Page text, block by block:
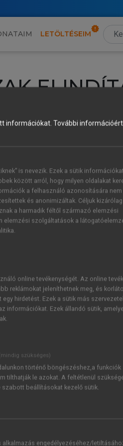
LETÖLTÉSEIM
iskolai azonosítóddal vagy
hozzáférésrevagy
vagy hozz
ÚJ FIÓK
1 óra
JELSZÓ
Kérek értesítést a MeRSZ
Kérek értesítést az
információkat. További
is nevezik. Ezek a sütik
között arról, hogy milyen oldalakat
a felhasználó azonosítására nem
és anonimizáltak. Céljuk
a harmadik féltől származó elemzési
elemzési szolgáltatások a
online tevékenységét. Az online
reklámokat jeleníthetnek meg, és
hirdetést. Ezek a sütik más
információkat. Ezek állandó sütik,
szükséges)
történő böngészéshez,a funkciók
tilthatják le azokat. A feltétlenül
beállításokat kezelő sütik.
engedélyezéséhez/